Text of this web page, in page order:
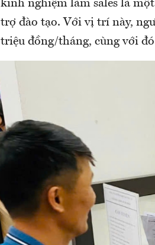
kinh nghiệm làm sales là
trợ đào tạo. Với vị trí này,
triệu đồng/tháng, cùng với